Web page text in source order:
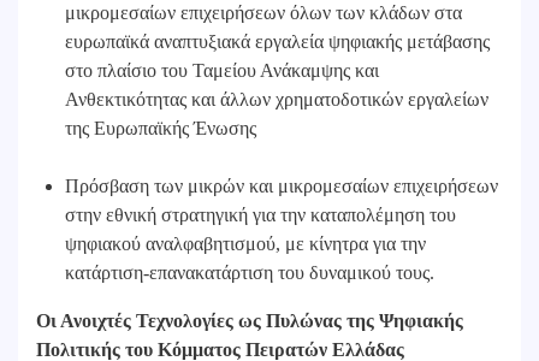
μικρομεσαίων επιχειρήσεων όλων των κλάδων στα
ευρωπαϊκά αναπτυξιακά εργαλεία ψηφιακής μετάβασης
στο πλαίσιο του Ταμείου Ανάκαμψης και
Ανθεκτικότητας και άλλων χρηματοδοτικών εργαλείων
της Ευρωπαϊκής Ένωσης
Πρόσβαση των μικρών και μικρομεσαίων επιχειρήσεων
στην εθνική στρατηγική για την καταπολέμηση του
ψηφιακού αναλφαβητισμού, με κίνητρα για την
κατάρτιση-επανακατάρτιση του δυναμικού τους.
Οι Ανοιχτές Τεχνολογίες ως Πυλώνας της Ψηφιακής
Πολιτικής του Κόμματος Πειρατών Ελλάδας